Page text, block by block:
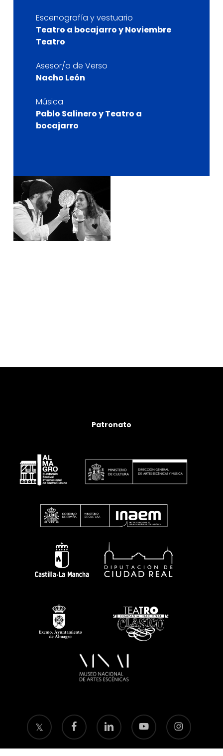
Escenografía y vestuario
Teatro a bocajarro y Noviembre
Teatro
Asesor/a de Verso
Nacho León
Música
Pablo Salinero y Teatro a
bocajarro
Patronato
twitter facebook linkedin youtube instagram